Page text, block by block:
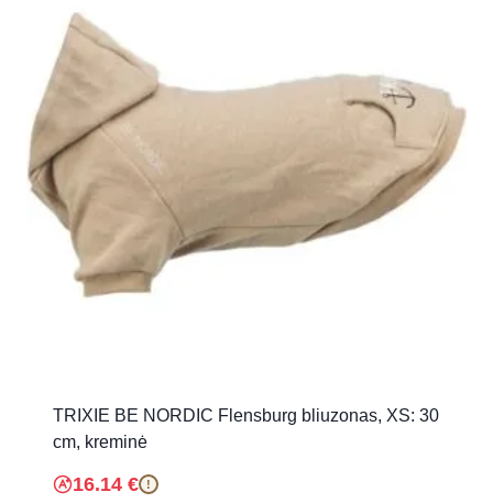
TRIXIE BE NORDIC Flensburg bliuzonas, XS: 30
cm, kreminė
16.14 € !